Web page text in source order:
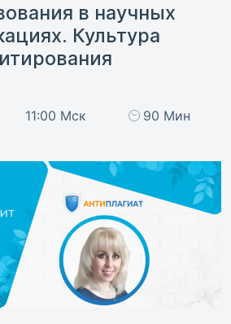
в научных
Культура
11:00 Мск 90 Мин